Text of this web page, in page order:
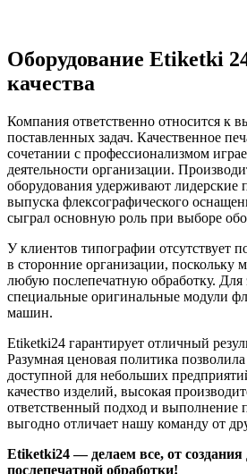
Оборудование Etiketki
качества
Компания ответственно относится к
поставленных задач. Качественное
сочетании с профессионализмом
деятельности организации.
оборудования удерживают лидерские
выпуска флексографического
сыграл основную роль при выборе
У клиентов типографии отсутствует
в сторонние организации, поскольку
любую послепечатную обработку. Для
специальные оригинальные модули
машин.
Etiketki24 гарантирует отличный
Разумная ценовая политика позволила
доступной для небольших
качество изделий, высокая
ответственный подход и выполнение
выгодно отличает нашу команду от
Etiketki24 — делаем все, от создания
послепечатной обработки!